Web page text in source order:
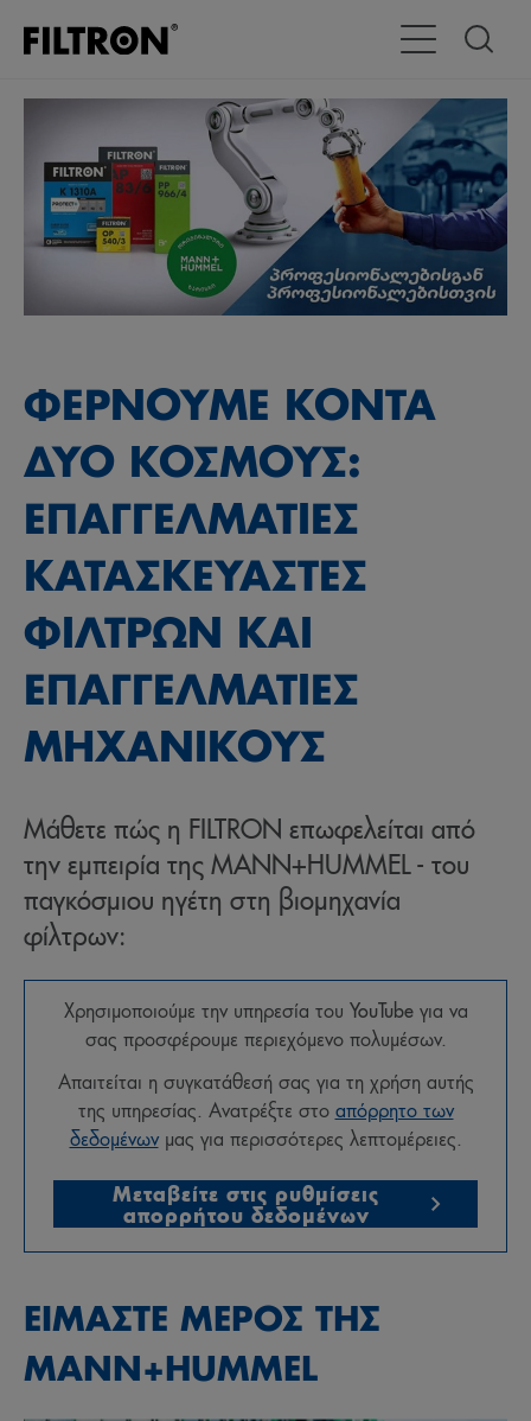
Εναλλαγή
ΦΕΡΝΟΥΜΕ ΚΟΝΤΑ
ΔΎΟ ΚΟΣΜΟΥΣ:
ΕΠΑΓΓΕΛΜΑΤΙΕΣ
ΚΑΤΑΣΚΕΥΑΣΤΕΣ
ΦΙΛΤΡΩΝ ΚΑΙ
ΕΠΑΓΓΕΛΜΑΤΙΕΣ
ΜΗΧΑΝΙΚΟΥΣ
Μάθετε πώς η FILTRON επωφελείται από
την εμπειρία της MANN+HUMMEL - του
παγκόσμιου ηγέτη στη βιομηχανία
φίλτρων:
Χρησιμοποιούμε την υπηρεσία του YouTube για να
σας προσφέρουμε περιεχόμενο πολυμέσων.
Απαιτείται η συγκατάθεσή σας για τη χρήση αυτής
της υπηρεσίας. Ανατρέξτε στο απόρρητο των
δεδομένωνμας για περισσότερες λεπτομέρειες.
Μεταβείτε στις ρυθμίσεις
απορρήτου δεδομένων
ΕΊΜΑΣΤΕ ΜΈΡΟΣ ΤΗΣ
MANN+HUMMEL